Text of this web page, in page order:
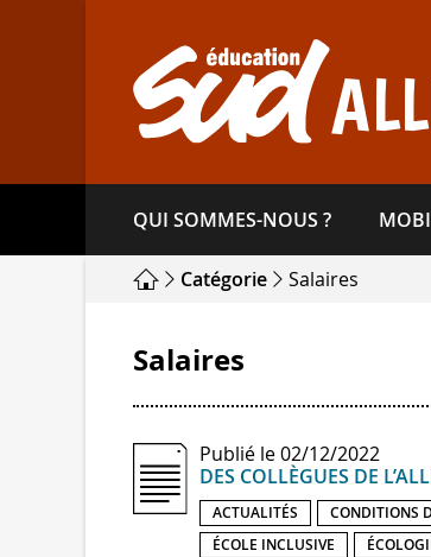
QUI SOMMES-​NOUS ?
Catégorie Salaires
Salaires
Publié le 02/12/2022
DES COLLÈGUES DE
ACTUALITÉS CONDITIONS
ÉCOLE INCLUSIVE